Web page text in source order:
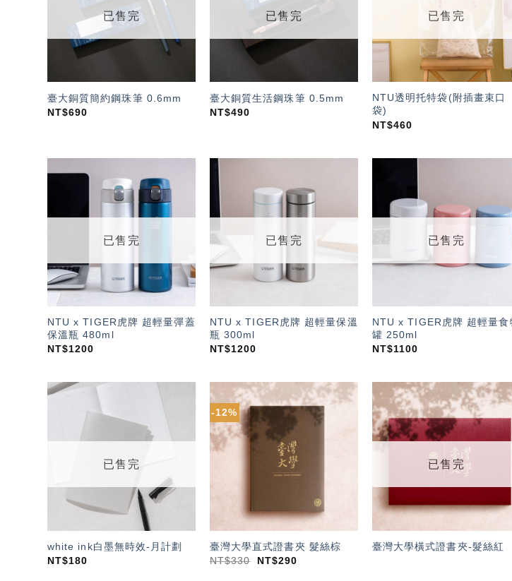
已售完
臺大銅質簡約鋼珠筆 0.6mm
NT$690
已售完
臺大銅質生活鋼珠筆 0.5mm
NT$490
已售完
NTU透明托特袋(附插畫束口
袋)
NT$460
「願
望輕
已售完
NTU x TIGER虎牌 超輕量彈蓋
保溫瓶 480ml
NT$1200
望輕
已售完
NTU x TIGER虎牌 超輕量保溫
瓶 300ml
NT$1200
「願
望輕
已售完
NTU x TIGER虎牌 超輕量食
罐 250ml
NT$1100
望輕
已售完
white ink白墨無時效-月計劃
NT$180
-12%
臺灣大學直式證書夾 髮絲棕
NT$330 NT$290
加入
望輕
已售完
臺灣大學橫式證書夾-髮絲紅